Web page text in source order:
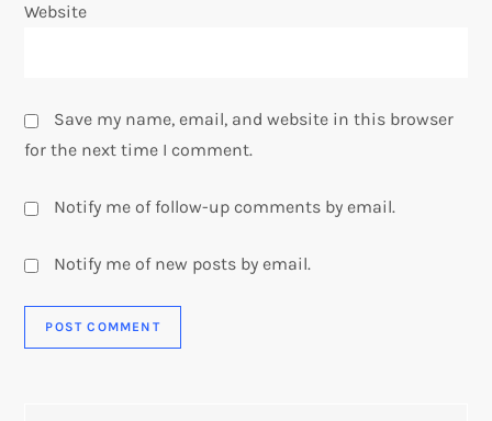
Website
Save my name, email, and website in this browser
for the next time I comment.
Notify me of follow-up comments by email.
Notify me of new posts by email.